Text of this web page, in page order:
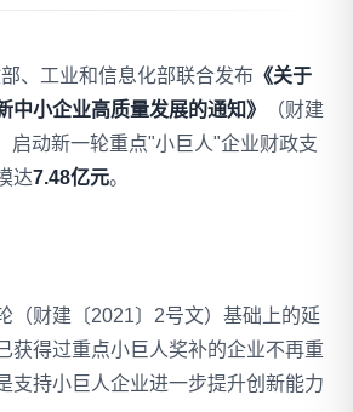
拨打 18020275753
免费自评
、工业和信息化部联合发布 《关于
中小企业高质量发展的通知》
（财建
启动新一轮重点"小巨人"企业财政支
达7.48亿元。
（财建〔2021〕2号文）基础上的延
获得过重点小巨人奖补的企业不再重
支持小巨人企业进一步提升创新能力